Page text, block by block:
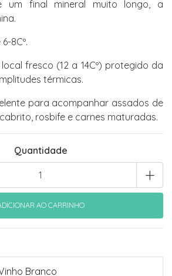
um final mineral muito longo, a
8Cº.
local fresco (12 a 14Cº) protegido da
térmicas.
para acompanhar assados de
rosbife e carnes maturadas.
Quantidade
+
Branco